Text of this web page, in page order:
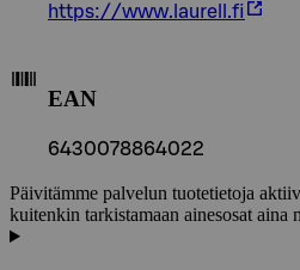
https://www.laurell.fi
EAN
6430078864022
Päivitämme palvelun tuotetietoja
kuitenkin tarkistamaan ainesosat aina